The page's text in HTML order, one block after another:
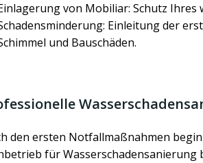
von Mobiliar: Schutz Ihres
Einleitung der
und Bauschäden.
den ersten Notfallmaßnahmen
für